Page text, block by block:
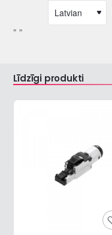
" "
Līdzīgi produkti